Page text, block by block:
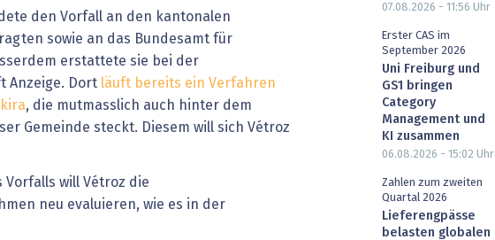
den Vorfall an den kantonalen
sowie an das Bundesamt für
erstattete sie bei der
Anzeige. Dort läuft bereits ein Verfahren
, die mutmasslich auch hinter dem
Gemeinde steckt. Diesem will sich Vétroz
Vorfalls will Vétroz die
neu evaluieren, wie es in der
07.08.2026 - 11:56 Uhr
Erster CAS im
September 2026
Uni Freiburg und
GS1 bringen
Category
Management und
KI zusammen
06.08.2026 - 15:02 Uhr
Zahlen zum zweiten
Quartal 2026
Lieferengpässe
belasten globalen